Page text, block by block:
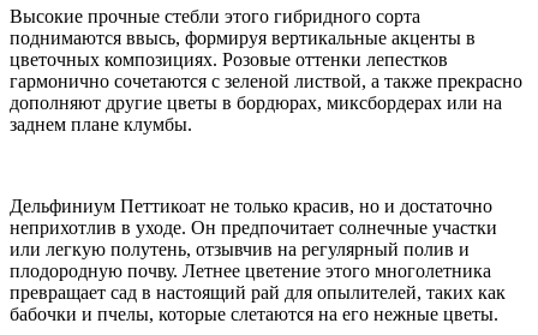
Высокие прочные стебли этого гибридного сорта
поднимаются ввысь, формируя вертикальные акценты в
цветочных композициях. Розовые оттенки лепестков
гармонично сочетаются с зеленой листвой, а также прекрасно
дополняют другие цветы в бордюрах, миксбордерах или на
заднем плане клумбы.
Дельфиниум Петтикоат не только красив, но и достаточно
неприхотлив в уходе. Он предпочитает солнечные участки
или легкую полутень, отзывчив на регулярный полив и
плодородную почву. Летнее цветение этого многолетника
превращает сад в настоящий рай для опылителей, таких как
бабочки и пчелы, которые слетаются на его нежные цветы.